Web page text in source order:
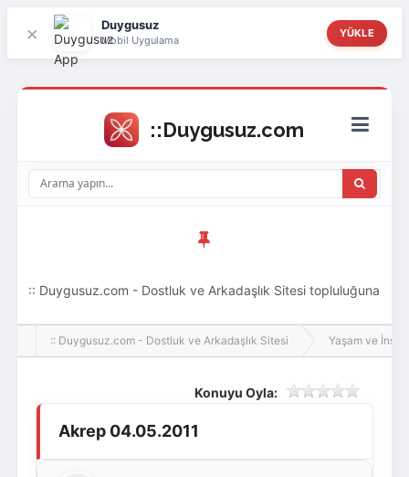
× Duygusuz
Mobil Uygulama
YÜKLE
Giriş Yap
:: Duygusuz.com - Dostluk ve Arkadaşlık Sitesi topluluğuna
hoş geldin ziyaretçi! Aramıza katılmak istersen kayıt
:: Duygusuz.com - Dostluk ve Arkadaşlık Sitesi Yaşam ve İnsan
Konuyu Oyla:
Akrep 04.05.2011